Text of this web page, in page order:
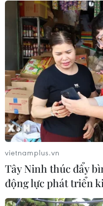
vietnamplus.vn
Tây Ninh thúc đẩy
động lực phát triển